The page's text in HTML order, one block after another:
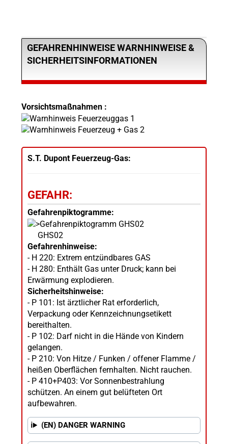
GEFAHRENHINWEISE WARNHINWEISE &
SICHERHEITSINFORMATIONEN
Vorsichtsmaßnahmen :
S.T. Dupont Feuerzeug-Gas:
GEFAHR:
Gefahrenpiktogramme:
GHS02
Gefahrenhinweise:
- H 220: Extrem entzündbares GAS
- H 280: Enthält Gas unter Druck; kann bei
Erwärmung explodieren.
Sicherheitshinweise:
- P 101: Ist ärztlicher Rat erforderlich,
Verpackung oder Kennzeichnungsetikett
bereithalten.
- P 102: Darf nicht in die Hände von Kindern
gelangen.
- P 210: Von Hitze / Funken / offener Flamme /
heißen Oberflächen fernhalten. Nicht rauchen.
- P 410+P403: Vor Sonnenbestrahlung
schützen. An einem gut belüfteten Ort
aufbewahren.
(EN) DANGER WARNING